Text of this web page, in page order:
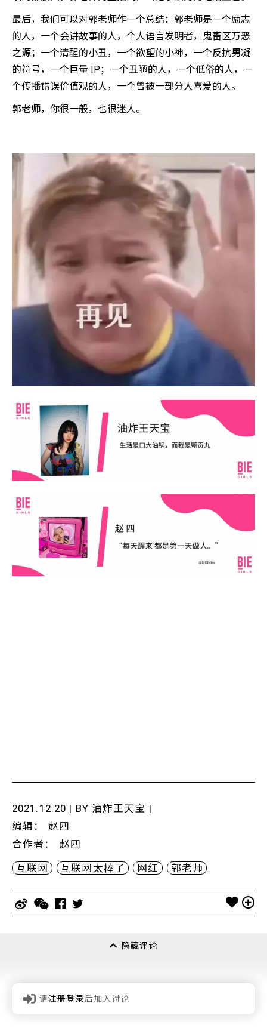
最后，我们可以对郭老师作一个总结：郭老师是一个励志
的人，一个会讲故事的人，个人语言发明者，鬼畜区万恶
之源；一个清醒的小丑，一个欲望的小神，一个反抗男凝
的符号，一个巨量 IP；一个丑陋的人，一个低俗的人，一
个传播错误价值观的人，一个曾被一部分人喜爱的人。
郭老师，你很一般，也很迷人。
2021.12.20 | BY 油炸王天宝 |
编辑 ：
赵四
合作者 ： 赵四
互联网 互联网太棒了 网红 郭老师
隐藏评论
请注册登录后加入讨论